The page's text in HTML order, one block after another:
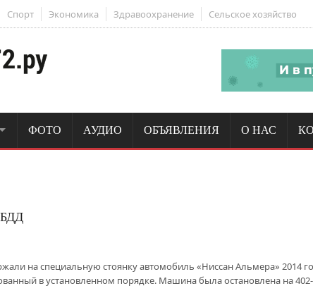
Спорт Экономика Здравоохранение Сельское хозяйство
ФОТО АУДИО ОБЪЯВЛЕНИЯ О НАС
на специальную стоянку автомобиль «Ниссан Альмера» 2014
в установленном порядке. Машина была остановлена на